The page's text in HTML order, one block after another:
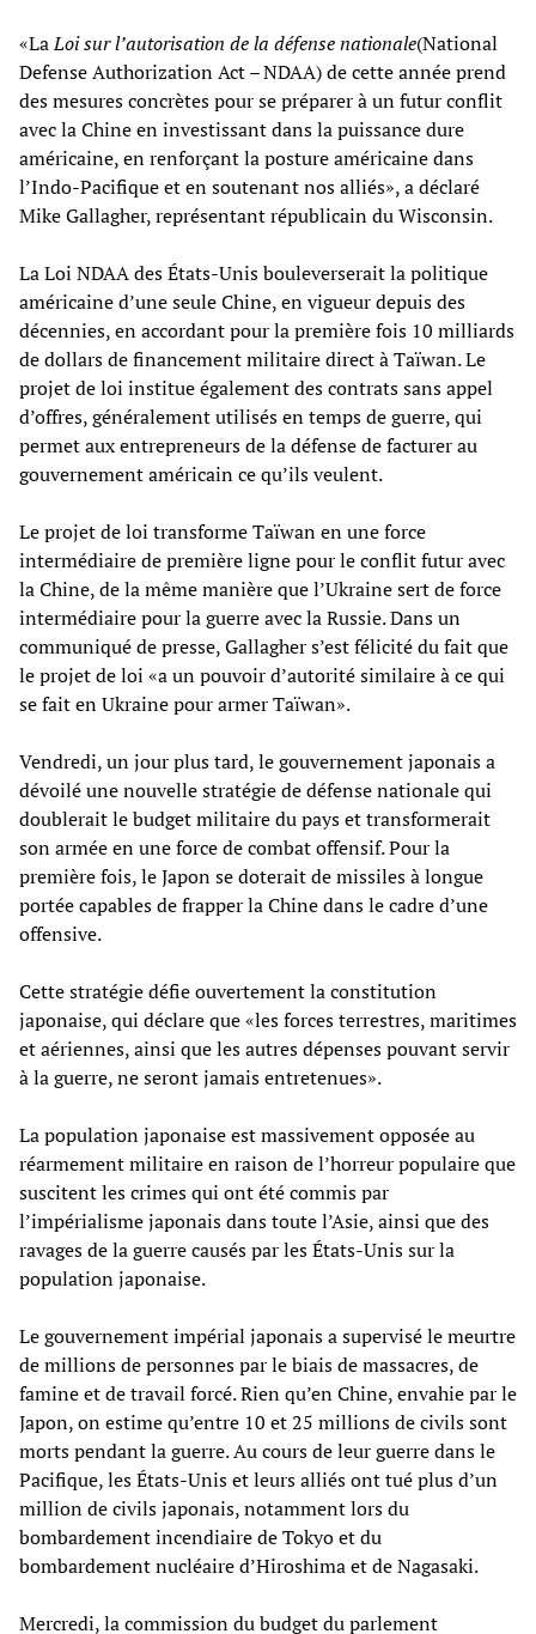
«LaLoi sur l’autorisation de la défense nationale(National
Defense Authorization Act – NDAA) de cette année prend
des mesures concrètes pour se préparer à un futur conflit
avec la Chine en investissant dans la puissance dure
américaine, en renforçant la posture américaine dans
l’Indo-Pacifique et en soutenant nos alliés», a déclaré
Mike Gallagher, représentant républicain du Wisconsin.
La Loi NDAA des États-Unis bouleverserait la politique
américaine d’une seule Chine, en vigueur depuis des
décennies, en accordant pour la première fois 10 milliards
de dollars de financement militaire direct à Taïwan. Le
projet de loi institue également des contrats sans appel
d’offres, généralement utilisés en temps de guerre, qui
permet aux entrepreneurs de la défense de facturer au
gouvernement américain ce qu’ils veulent.
Le projet de loi transforme Taïwan en une force
intermédiaire de première ligne pour le conflit futur avec
la Chine, de la même manière que l’Ukraine sert de force
intermédiaire pour la guerre avec la Russie. Dans un
communiqué de presse, Gallagher s’est félicité du fait que
le projet de loi «a un pouvoir d’autorité similaire à ce qui
se fait en Ukraine pour armer Taïwan».
Vendredi, un jour plus tard, le gouvernement japonais a
dévoilé une nouvelle stratégie de défense nationale qui
doublerait le budget militaire du pays et transformerait
son armée en une force de combat offensif. Pour la
première fois, le Japon se doterait de missiles à longue
portée capables de frapper la Chine dans le cadre d’une
offensive.
Cette stratégie défie ouvertement la constitution
japonaise, qui déclare que «les forces terrestres, maritimes
et aériennes, ainsi que les autres dépenses pouvant servir
à la guerre, ne seront jamais entretenues».
La population japonaise est massivement opposée au
réarmement militaire en raison de l’horreur populaire que
suscitent les crimes qui ont été commis par
l’impérialisme japonais dans toute l’Asie, ainsi que des
ravages de la guerre causés par les États-Unis sur la
population japonaise.
Le gouvernement impérial japonais a supervisé le meurtre
de millions de personnes par le biais de massacres, de
famine et de travail forcé. Rien qu’en Chine, envahie par le
Japon, on estime qu’entre 10 et 25 millions de civils sont
morts pendant la guerre. Au cours de leur guerre dans le
Pacifique, les États-Unis et leurs alliés ont tué plus d’un
million de civils japonais, notamment lors du
bombardement incendiaire de Tokyo et du
bombardement nucléaire d’Hiroshima et de Nagasaki.
Mercredi, la commission du budget du parlement